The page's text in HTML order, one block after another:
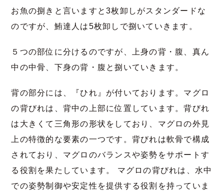
お魚の捌きと言いますと3枚卸しがスタンダードな
のですが、鮪達人は5枚卸しで捌いていきます。
５つの部位に分けるのですが、上身の背・腹、真ん
中の中骨、下身の背・腹と捌いていきます。
背の部分には、『ひれ』が付いております。マグロ
の背びれは、背中の上部に位置しています。背びれ
は大きくて三角形の形状をしており、マグロの外見
上の特徴的な要素の一つです。背びれは軟骨で構成
されており、マグロのバランスや姿勢をサポートす
る役割を果たしています。 マグロの背びれは、水中
での姿勢制御や安定性を提供する役割を持っていま